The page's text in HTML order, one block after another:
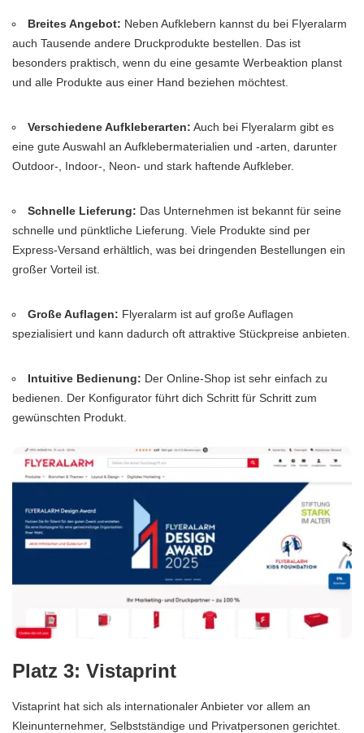
Breites Angebot: Neben Aufklebern kannst du bei Flyeralarm
auch Tausende andere Druckprodukte bestellen. Das ist
besonders praktisch, wenn du eine gesamte Werbeaktion planst
und alle Produkte aus einer Hand beziehen möchtest.
Verschiedene Aufkleberarten: Auch bei Flyeralarm gibt es
eine gute Auswahl an Aufklebermaterialien und -arten, darunter
Outdoor-, Indoor-, Neon- und stark haftende Aufkleber.
Schnelle Lieferung: Das Unternehmen ist bekannt für seine
schnelle und pünktliche Lieferung. Viele Produkte sind per
Express-Versand erhältlich, was bei dringenden Bestellungen ein
großer Vorteil ist.
Große Auflagen: Flyeralarm ist auf große Auflagen
spezialisiert und kann dadurch oft attraktive Stückpreise anbieten.
Intuitive Bedienung: Der Online-Shop ist sehr einfach zu
bedienen. Der Konfigurator führt dich Schritt für Schritt zum
gewünschten Produkt.
Platz 3: Vistaprint
Vistaprint hat sich als internationaler Anbieter vor allem an
Kleinunternehmer, Selbstständige und Privatpersonen gerichtet.